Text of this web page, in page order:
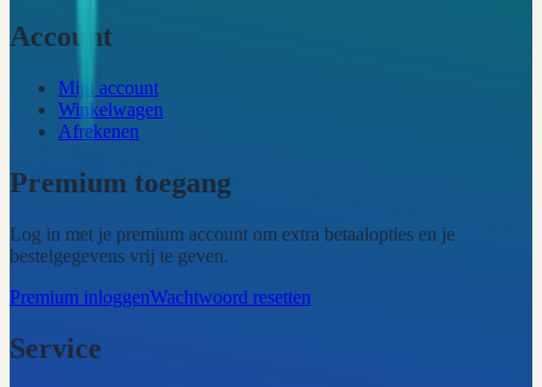
Account
Mijn account
Winkelwagen
Afrekenen
Premium toegang
Log in met je premium account om extra betaalopties en je
bestelgegevens vrij te geven.
Premium inloggenWachtwoord resetten
Service